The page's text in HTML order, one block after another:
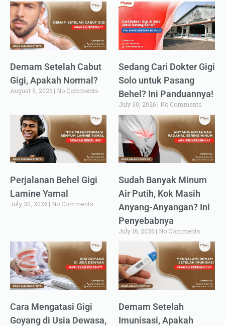
Demam Setelah Cabut
Gigi, Apakah Normal?
August 5, 2026 No Comments
Sedang Cari Dokter Gigi
Solo untuk Pasang
Behel? Ini Panduannya!
July 30, 2026 No Comments
Perjalanan Behel Gigi
Lamine Yamal
July 20, 2026 No Comments
Sudah Banyak Minum
Air Putih, Kok Masih
Anyang-Anyangan? Ini
Penyebabnya
July 16, 2026 No Comments
Cara Mengatasi Gigi
Goyang di Usia Dewasa,
Demam Setelah
Imunisasi, Apakah